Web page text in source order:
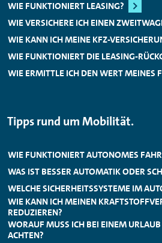
WIE FUNKTIONIERT LEASING?
WIE VERSICHERE ICH EINEN
WIE KANN ICH MEINE KFZ-
WIE FUNKTIONIERT DIE LEASING-
WIE ERMITTLE ICH DEN WERT MEINES
Tipps rund um Mobilität.
WIE FUNKTIONIERT AUTONOMES
WAS IST BESSER AUTOMATIK ODER
WELCHE SICHERHEITSSYSTEME IM
WIE KANN ICH MEINEN
REDUZIEREN?
WORAUF MUSS ICH BEI EINEM
ACHTEN?